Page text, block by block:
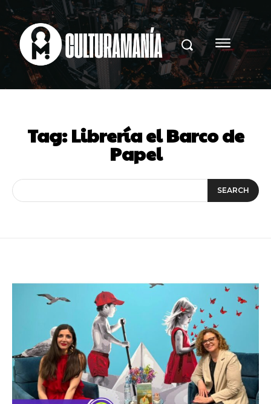
Tag:Librería el Barco de
Papel
SEARCH